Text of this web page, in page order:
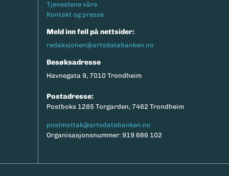
Tjenestene våre
Kontakt og presse
Meld inn feil på nettsider:
redaksjonen@artsdatabanken.no
Besøksadresse
Havnegata 9, 7010 Trondheim
Postadresse:
Postboks 1285 Torgarden, 7462 Trondheim
postmottak@artsdatabanken.no
Organisasjonsnummer: 919 666 102